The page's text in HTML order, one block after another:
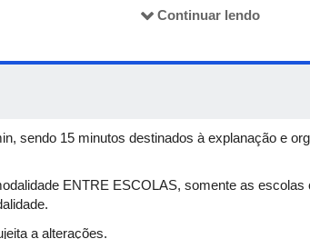
– Durante a competição, participantes convivem
colaborativas que misturam raciocínio lógico,
– Incentivamos a participação feminina,
oREGULAMENTO
Continuar lendo
sendo 15 minutos destinados à explanação e
ENTRE ESCOLAS, somente as
a alterações.